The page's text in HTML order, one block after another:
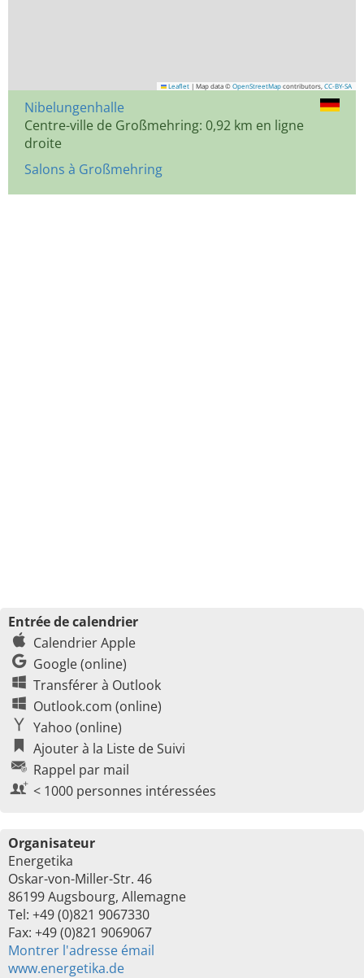
Leaflet | Map data © OpenStreetMap contributors, CC-BY-SA
Nibelungenhalle
Centre-ville de Großmehring: 0,92 km en ligne
droite
Salons à Großmehring
Entrée de calendrier
Calendrier Apple
Google (online)
Transférer à Outlook
Outlook.com (online)
Yahoo (online)
Ajouter à la Liste de Suivi
Rappel par mail
< 1000 personnes intéressées
Organisateur
Energetika
Oskar-von-Miller-Str. 46
86199 Augsbourg, Allemagne
Tel: +49 (0)821 9067330
Fax: +49 (0)821 9069067
Montrer l'adresse émail
www.energetika.de